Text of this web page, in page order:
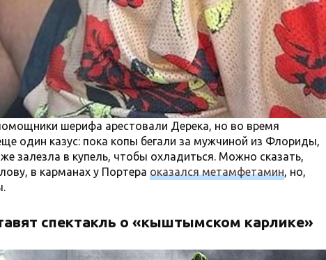
шерифа арестовали Дерека, но во время
один казус: пока копы бегали за мужчиной из Флориды,
залезла в купель, чтобы охладиться. Можно сказать,
в карманах у Портера оказался метамфетамин, но,
спектакль о «кыштымском карлике»